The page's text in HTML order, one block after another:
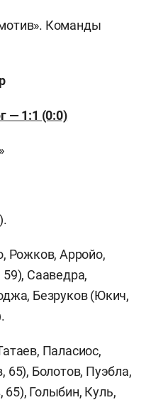
Команды
— 1:1 (0:0)
Рожков, Арройо,
Сааведра,
Безруков (Юкич,
Паласиос,
65), Болотов, Пуэбла,
Голыбин, Куль,